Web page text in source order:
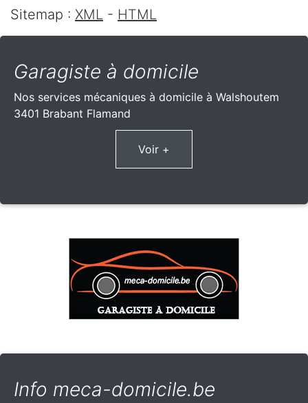
Sitemap : XML - HTML
Garagiste à domicile
Nos services mécaniques à domicile à Walshoutem
3401 Brabant Flamand
Voir +
Info meca-domicile.be